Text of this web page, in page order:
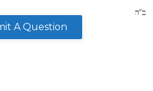
A Question